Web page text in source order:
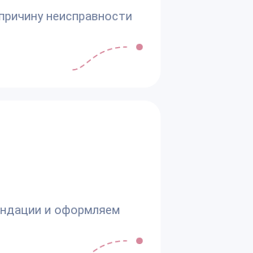
неисправности
и оформляем